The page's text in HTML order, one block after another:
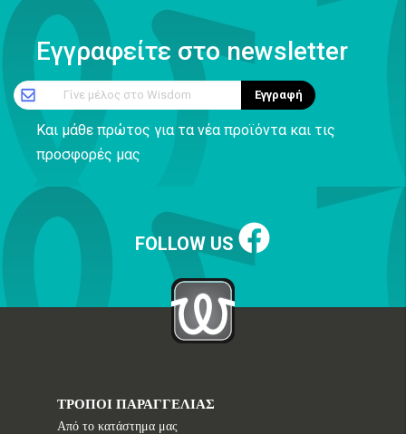
Εγγραφείτε στο newsletter
Γίνε μέλος στο Wisdom Εγγραφή
Και μάθε πρώτος για τα νέα προϊόντα και τις
προσφορές μας
FOLLOW US
ΤΡΟΠΟΙ ΠΑΡΑΓΓΕΛΙΑΣ
Από το κατάστημα μας